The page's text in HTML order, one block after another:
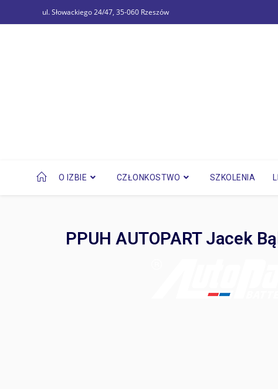
ul. Słowackiego 24/47, 35-060 Rzeszów
O IZBIE CZŁONKOSTWO SZKOLENIA
PPUH AUTOPART Jacek